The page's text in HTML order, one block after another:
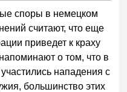
споры в немецком
считают, что еще
приведет к краху
о том, что в
нападения с
большинство этих